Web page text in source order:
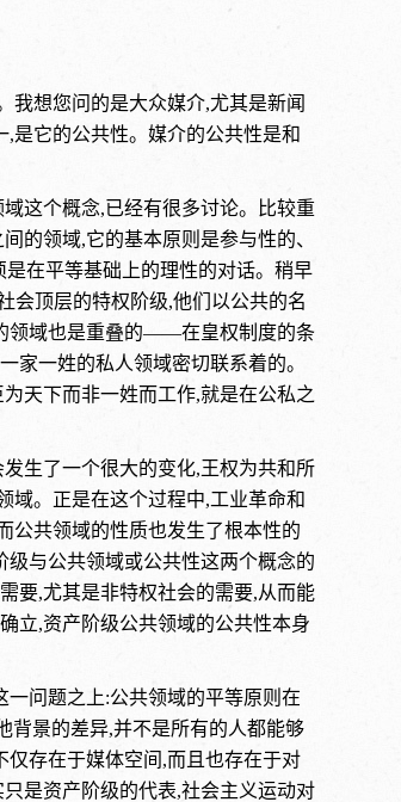
我想您问的是大众媒介,尤其是新闻
是它的公共性。媒介的公共性是和
这个概念,已经有很多讨论。比较重
的领域,它的基本原则是参与性的、
在平等基础上的理性的对话。稍早
会顶层的特权阶级,他们以公共的名
领域也是重叠的——在皇权制度的条
家一姓的私人领域密切联系着的。
天下而非一姓而工作,就是在公私之
生了一个很大的变化,王权为共和所
。正是在这个过程中,工业革命和
公共领域的性质也发生了根本性的
与公共领域或公共性这两个概念的
要,尤其是非特权社会的需要,从而能
立,资产阶级公共领域的公共性本身
问题之上:公共领域的平等原则在
背景的差异,并不是所有的人都能够
存在于媒体空间,而且也存在于对
是资产阶级的代表,社会主义运动对